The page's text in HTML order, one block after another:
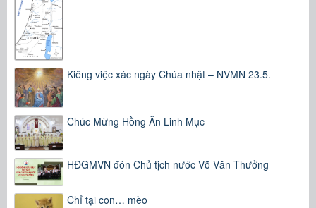
Kiêng việc xác ngày Chúa nhật – NVMN 23.5.
Chúc Mừng Hồng Ân Linh Mục
HĐGMVN đón Chủ tịch nước Võ Văn Thưởng
Chỉ tại con… mèo